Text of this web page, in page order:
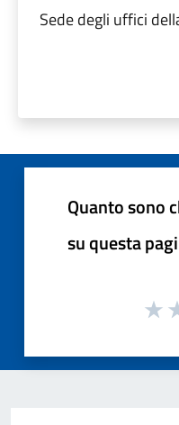
Sede degli uffici
Quanto sono
su questa